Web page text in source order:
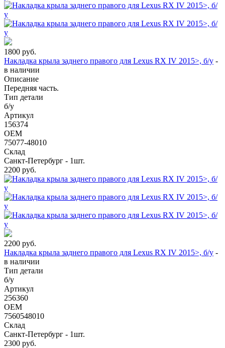
1800 руб.
Накладка крыла заднего правого для Lexus RX IV 2015>, б/у -
в наличии
Описание
Передняя часть.
Тип детали
б/у
Артикул
156374
OEM
75077-48010
Склад
Санкт-Петербург - 1шт.
2200 руб.
2200 руб.
Накладка крыла заднего правого для Lexus RX IV 2015>, б/у -
в наличии
Тип детали
б/у
Артикул
256360
OEM
7560548010
Склад
Санкт-Петербург - 1шт.
2300 руб.